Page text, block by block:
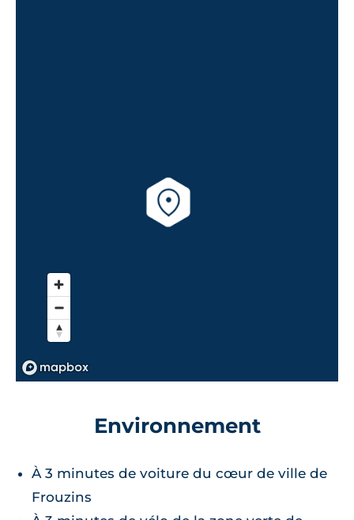
Environnement
À 3 minutes de voiture du cœur de ville de
Frouzins